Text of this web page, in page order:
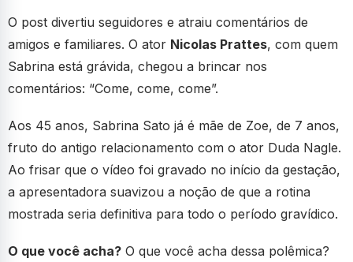
O post divertiu seguidores e atraiu comentários de
amigos e familiares. O ator Nicolas Prattes, com quem
Sabrina está grávida, chegou a brincar nos
comentários: “Come, come, come”.
Aos 45 anos, Sabrina Sato já é mãe de Zoe, de 7 anos,
fruto do antigo relacionamento com o ator Duda Nagle.
Ao frisar que o vídeo foi gravado no início da gestação,
a apresentadora suavizou a noção de que a rotina
mostrada seria definitiva para todo o período gravídico.
O que você acha? O que você acha dessa polêmica?